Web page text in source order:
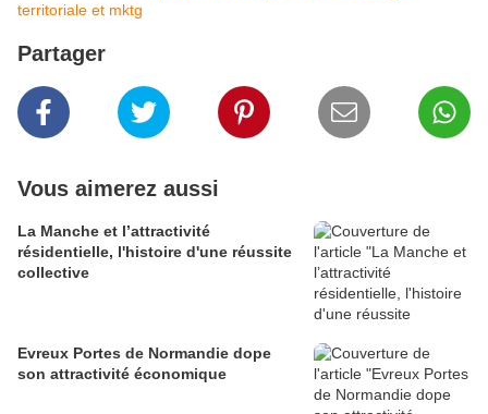
territoriale et mktg
Partager
Vous aimerez aussi
La Manche et l’attractivité
résidentielle, l'histoire d'une réussite
collective
Evreux Portes de Normandie dope
son attractivité économique